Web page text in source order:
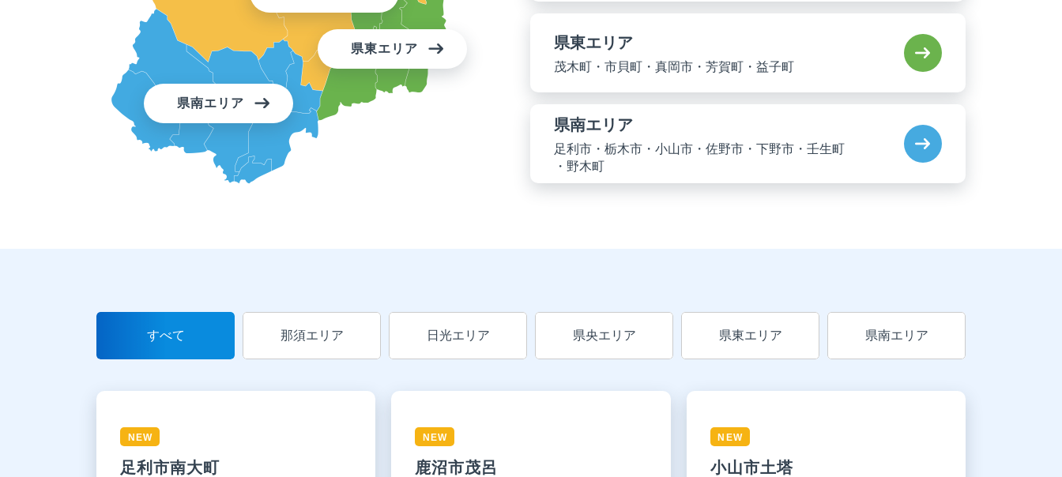
県東エリア
県南エリア
県東エリア
茂木町・市貝町・真岡市・芳賀町・益子町
県南エリア
足利市・栃木市・小山市・佐野市・下野市・壬生町
・野木町
すべて 那須エリア 日光エリア 県央エリア 県東エリア 県南エリア
NEW
足利市南大町
NEW
鹿沼市茂呂
NEW
小山市土塔